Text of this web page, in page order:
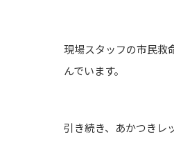
現場スタッフの市民救
んでいます。
引き続き、あかつきレ